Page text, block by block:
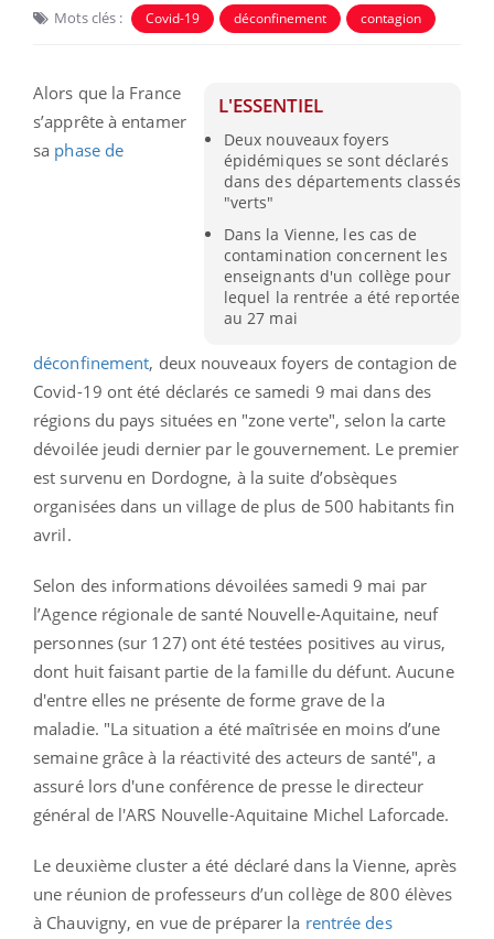
Mots clés : Covid-19 déconfinement contagion
L'ESSENTIEL
Deux nouveaux foyers
épidémiques se sont déclarés
dans des départements classés
"verts"
Dans la Vienne, les cas de
contamination concernent les
enseignants d'un collège pour
lequel la rentrée a été reportée
au 27 mai
Alors que la France
s’apprête à entamer
sa phase de
déconfinement, deux nouveaux foyers de contagion de
Covid-19 ont été déclarés ce samedi 9 mai dans des
régions du pays situées en "zone verte", selon la carte
dévoilée jeudi dernier par le gouvernement. Le premier
est survenu en Dordogne, à la suite d’obsèques
organisées dans un village de plus de 500 habitants fin
avril.
Selon des informations dévoilées samedi 9 mai par
l’Agence régionale de santé Nouvelle-Aquitaine, neuf
personnes (sur 127) ont été testées positives au virus,
dont huit faisant partie de la famille du défunt. Aucune
d'entre elles ne présente de forme grave de la
maladie. "La situation a été maîtrisée en moins d’une
semaine grâce à la réactivité des acteurs de santé", a
assuré lors d'une conférence de presse le directeur
général de l'ARS Nouvelle-Aquitaine Michel Laforcade.
Le deuxième cluster a été déclaré dans la Vienne, après
une réunion de professeurs d’un collège de 800 élèves
à Chauvigny, en vue de préparer la rentrée des